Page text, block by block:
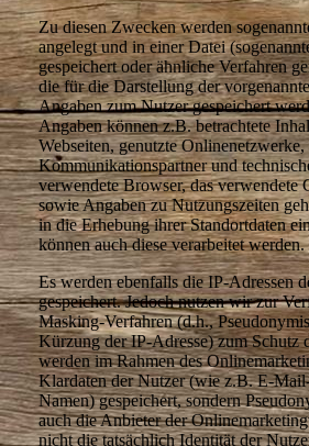
Zu diesen Zwecken werden
angelegt und in einer Datei
gespeichert oder ähnliche Verfahren
die für die Darstellung der
Angaben zum Nutzer gespeichert
Angaben können z.B. betrachtete
Webseiten, genutzte Onlinenetzwerke,
Kommunikationspartner und
verwendete Browser, das verwendete
sowie Angaben zu Nutzungszeiten
in die Erhebung ihrer Standortdaten
können auch diese verarbeitet werden.
Es werden ebenfalls die IP-Adressen
gespeichert. Jedoch nutzen wir zur
Masking-Verfahren (d.h.,
Kürzung der IP-Adresse) zum Schutz
werden im Rahmen des
Klardaten der Nutzer (wie z.B. E-
Namen) gespeichert, sondern
auch die Anbieter der
nicht die tatsächlich Identität der